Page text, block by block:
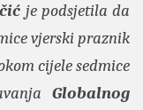
je podsjetila da
vjerski praznik
cijele sedmice
Globalnog